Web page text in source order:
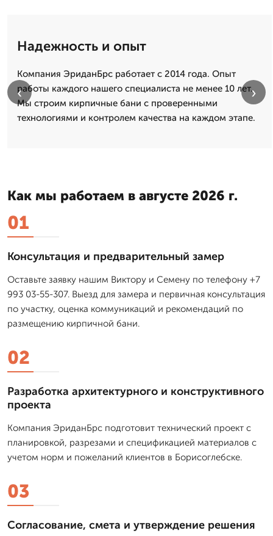
Надежность и опыт
Компания ЭриданБрс работает с 2014 года. Опыт
работы каждого нашего специалиста не менее 10 лет.
Мы строим кирпичные бани с проверенными
технологиями и контролем качества на каждом этапе.
‹ ›
Как мы работаем в августе 2026 г.
01
Консультация и предварительный замер
Оставьте заявку нашим Виктору и Семену по телефону +7
993 03-55-307. Выезд для замера и первичная консультация
по участку, оценка коммуникаций и рекомендаций по
размещению кирпичной бани.
02
Разработка архитектурного и конструктивного
проекта
Компания ЭриданБрс подготовит технический проект с
планировкой, разрезами и спецификацией материалов с
учетом норм и пожеланий клиентов в Борисоглебске.
03
Согласование, смета и утверждение решения